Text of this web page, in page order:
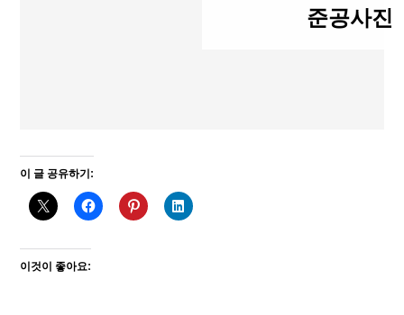
준공사진
이 글 공유하기:
이것이 좋아요: